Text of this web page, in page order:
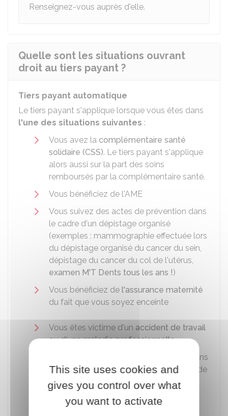
Renseignez-vous auprès d'elle.
Quelle sont les situations ouvrant
droit au tiers payant ?
Tiers payant automatique
Le tiers payant s'applique lorsque vous êtes dans
l'une des situations suivantes :
Vous avez la complémentaire santé
solidaire (CSS). Le tiers payant s'applique
alors aussi sur la part des soins
remboursés par la complémentaire santé.
Vous bénéficiez de l'AME
Vous suivez des actes de prévention dans
le cadre d'un dépistage organisé
(exemples : mammographie effectuée lors
du dépistage organisé du cancer du sein,
dépistage du cancer du col de l'utérus,
examen M'T Dents tous les ans !)
Vous bénéficiez de l'assurance maternité
du fait que vous soyez enceinte
Vous êtes victime d'un accident de travail
ou d'unemaladie professionnelle
Vous êtes une assurée de moins de 26 ans
ans et vous consultez un professionnel de
santé pour votre contraception
Vous êtes atteint d'uneaffection de
This site uses cookies and
gives you control over what
you want to activate